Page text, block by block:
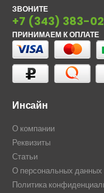
ЗВОНИТЕ
+7 (343) 383-
ПРИНИМАЕМ К ОПЛАТЕ
Инсайн
О компании
Реквизиты
Статьи
О персональных данных
Политика